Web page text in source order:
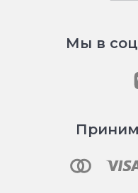
Мы в